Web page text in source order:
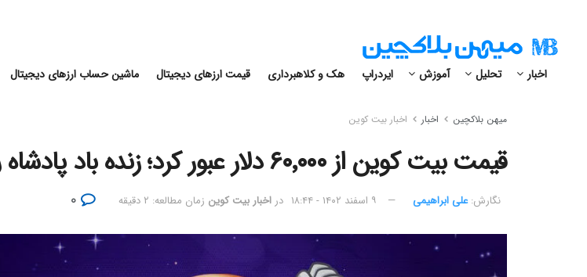
اخبار تحلیل آموزش ایردراپ هک و کلاهبرداری قیمت ارزهای دیجیتال ماشین حساب ارزهای دیجیتال
میهن بلاکچین اخبار اخبار بیت کوین
قیمت بیت کوین از ۶۰٬۰۰۰ دلار عبور کرد؛ زنده باد پادشاه رمزارزها
نگارش:‌ علی ابراهیمی ۹ اسفند ۱۴۰۲ - ۱۸:۴۴ در اخبار بیت کوین زمان مطالعه: ۲ دقیقه